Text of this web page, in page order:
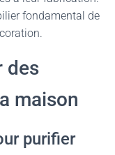
fondamental de
des
maison
purifier